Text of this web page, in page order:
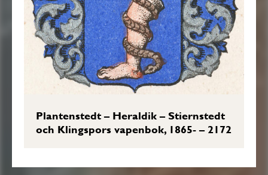
Plantenstedt – Heraldik – Stiernstedt
och Klingspors vapenbok, 1865- – 2172